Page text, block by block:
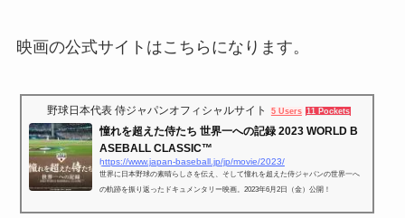
映画の公式サイトはこちらになります。
野球日本代表 侍ジャパンオフィシャルサイト 5 Users 11 Pockets
憧れを超えた侍たち 世界一への記録 2023 WORLD B
ASEBALL CLASSIC™
https://www.japan-baseball.jp/jp/movie/2023/
世界に日本野球の素晴らしさを伝え、そして憧れを超えた侍ジャパンの世界一へ
の軌跡を振り返ったドキュメンタリー映画。2023年6月2日（金）公開！